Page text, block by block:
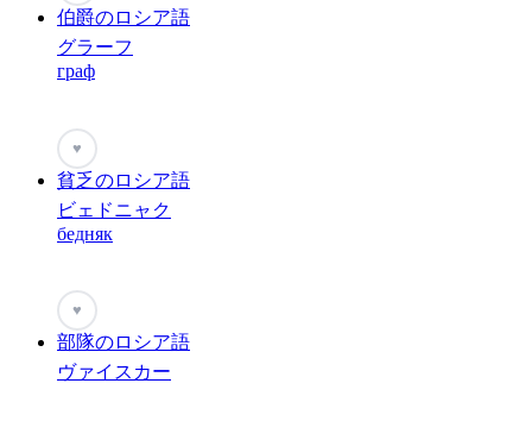
伯爵のロシア語
グラーフ
граф
♥
貧乏のロシア語
ビェドニャク
бедняк
♥
部隊のロシア語
ヴァイスカー